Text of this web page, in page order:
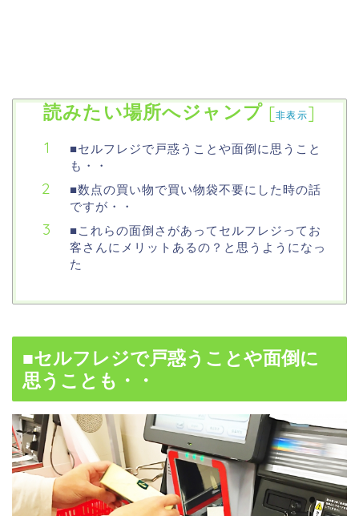
読みたい場所へジャンプ [非表示]
■セルフレジで戸惑うことや面倒に思うこと
も・・
■数点の買い物で買い物袋不要にした時の話
ですが・・
■これらの面倒さがあってセルフレジってお
客さんにメリットあるの？と思うようになっ
た
■セルフレジで戸惑うことや面倒に
思うことも・・